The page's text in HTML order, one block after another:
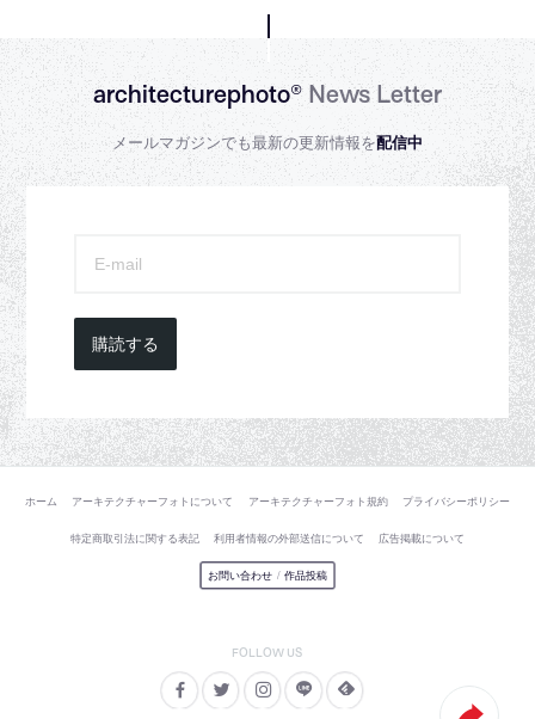
architecturephoto®News Letter
メールマガジンでも最新の更新情報を配信中
購読する
ホーム アーキテクチャーフォトについて アーキテクチャーフォト規約 プライバシーポリシー
特定商取引法に関する表記 利用者情報の外部送信について 広告掲載について
お問い合わせ / 作品投稿